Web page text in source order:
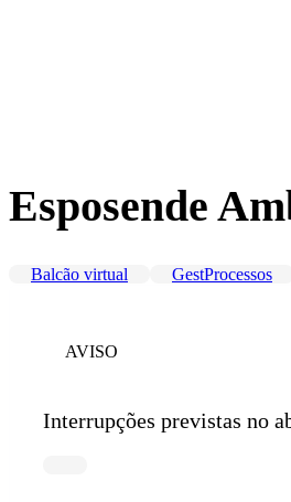
Esposende
Balcão virtual GestProcessos
AVISO
Interrupções previstas no